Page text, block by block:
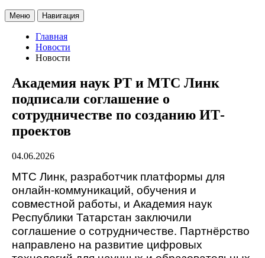
Меню Навигация
Главная
Новости
Новости
Академия наук РТ и МТС Линк
подписали соглашение о
сотрудничестве по созданию ИТ-
проектов
04.06.2026
МТС Линк, разработчик платформы для
онлайн-коммуникаций, обучения и
совместной работы, и Академия наук
Республики Татарстан заключили
соглашение о сотрудничестве. Партнёрство
направлено на развитие цифровых